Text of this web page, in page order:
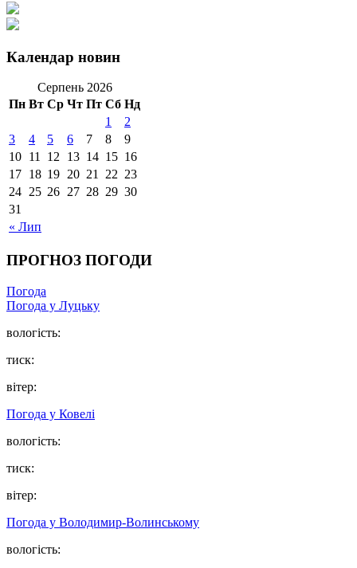
Календар новин
Серпень 2026
Пн Вт Ср Чт Пт Сб Нд
« Лип
1
2
3
4 5 6 7 8
9
10 11 12 13 14 15 16
17 18 19 20 21 22 23
24 25 26 27 28 29 30
31
ПРОГНОЗ ПОГОДИ
Погода
Погода у Луцьку
вологість:
тиск:
вітер:
Погода у Ковелі
вологість:
тиск:
вітер:
Погода у Володимир-Волинському
вологість: